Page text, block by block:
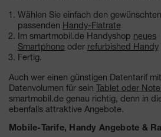
Wählen Sie einfach den
passenden Handy-Flatrate
Im smartmobil.de Handyshop neues
Smartphoneoder refurbished Handy
Fertig.
Auch wer einen günstigen Datentarif
Datenvolumen für sein Tablet oder
smartmobil.de genau richtig, denn in
ebenfalls attraktive Angebote.
Mobile-Tarife, Handy Angebote &